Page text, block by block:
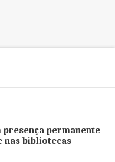
permanente
nas bibliotecas